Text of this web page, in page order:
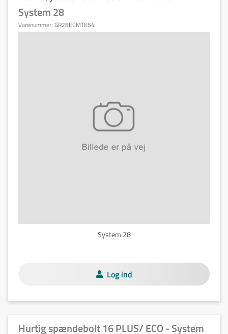
System 28
Varenummer: GR28ECMTK64
System 28
Log ind
Hurtig spændebolt 16 PLUS/ ECO - System